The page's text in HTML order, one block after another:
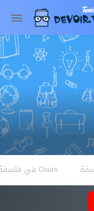
Cours في فلسفة